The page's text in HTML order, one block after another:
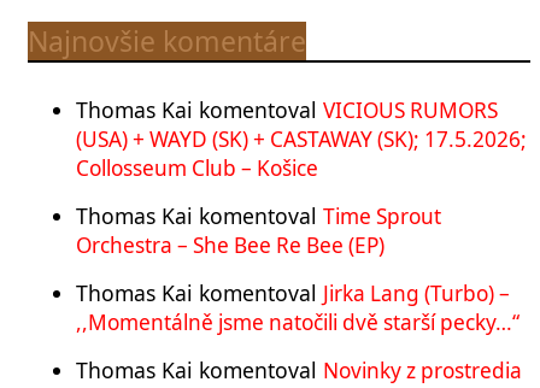
Najnovšie komentáre
Thomas Kai komentoval VICIOUS RUMORS
(USA) + WAYD (SK) + CASTAWAY (SK); 17.5.2026;
Collosseum Club – Košice
Thomas Kai komentoval Time Sprout
Orchestra – She Bee Re Bee (EP)
Thomas Kai komentoval Jirka Lang (Turbo) –
,,Momentálně jsme natočili dvě starší pecky…“
Thomas Kai komentoval Novinky z prostredia